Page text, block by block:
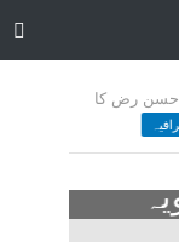
حسن رض کا